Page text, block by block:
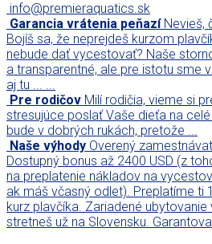
info@premieraquatics.sk
Garancia vrátenia peňazíNevieš,
Bojíš sa, že neprejdeš kurzom
nebude dať vycestovať? Naše
a transparentné, ale pre istotu sme
aj tu ... ...
Pre rodičov Milí rodičia, vieme si
stresujúce poslať Vaše dieťa na
bude v dobrých rukách, pretože ...
Naše výhody Overený
Dostupný bonus až 2400 USD (z
na preplatenie nákladov na
ak máš včasný odlet). Preplatíme ti
kurz plavčíka. Zariadené
stretneš už na Slovensku.